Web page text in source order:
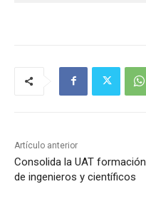
Artículo anterior
Consolida la UAT formación
de ingenieros y científicos